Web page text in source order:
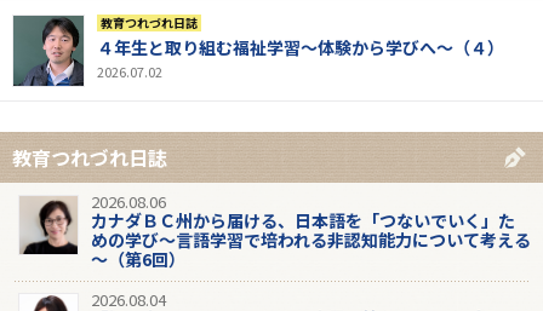
教育つれづれ日誌
４年生と取り組む福祉学習～体験から学びへ～（４）
2026.07.02
教育つれづれ日誌
2026.08.06
カナダＢＣ州から届ける、日本語を「つないでいく」た
めの学び～言語学習で培われる非認知能力について考える
～（第6回）
2026.08.04